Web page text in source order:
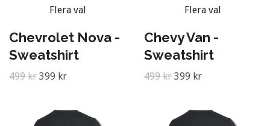
Flera val
Chevrolet Nova -
Sweatshirt
499 kr 399 kr
Flera val
Chevy Van -
Sweatshirt
499 kr 399 kr